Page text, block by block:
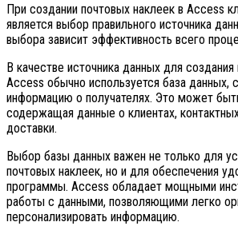
При создании почтовых наклеек в Access
является выбор правильного источника
выбора зависит эффективность всего
В качестве источника данных для
Access обычно используется база данных,
информацию о получателях. Это может
содержащая данные о клиентах,
доставки.
Выбор базы данных важен не только для
почтовых наклеек, но и для обеспечения
программы. Access обладает мощными
работы с данными, позволяющими легко
персонализировать информацию.